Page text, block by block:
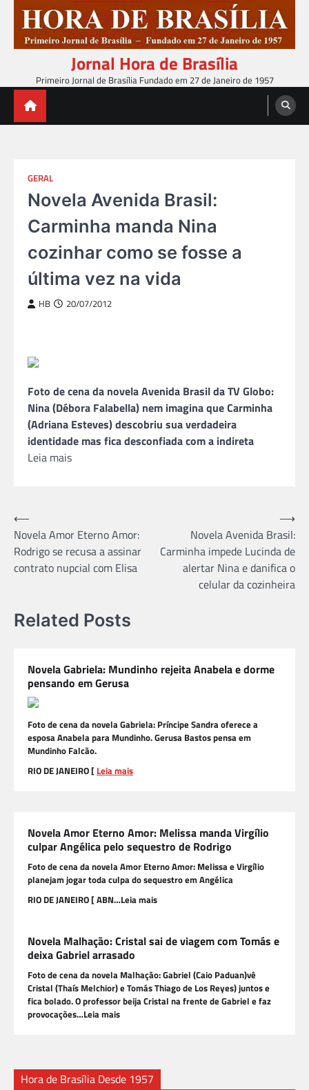
content
Jornal Hora de Brasília
Primeiro Jornal de Brasília Fundado em 27 de Janeiro de 1957
GERAL
Novela Avenida Brasil:
Carminha manda Nina
cozinhar como se fosse a
última vez na vida
HB 20/07/2012
Foto de cena da novela Avenida Brasil da TV Globo:
Nina (Débora Falabella) nem imagina que Carminha
(Adriana Esteves) descobriu sua verdadeira
identidade mas fica desconfiada com a indireta
Leia mais
Navegação
de
Post
⟵
Novela Amor Eterno Amor:
Rodrigo se recusa a assinar
contrato nupcial com Elisa
Novela Avenida Brasil:
Carminha impede Lucinda de
alertar Nina e danifica o
celular da cozinheira
⟶
Related Posts
Novela Gabriela: Mundinho rejeita Anabela e dorme
pensando em Gerusa
Foto de cena da novela Gabriela: Príncipe Sandra oferece a
esposa Anabela para Mundinho. Gerusa Bastos pensa em
Mundinho Falcão.
RIO DE JANEIRO [ Leia mais
Novela Amor Eterno Amor: Melissa manda Virgílio
culpar Angélica pelo sequestro de Rodrigo
Foto de cena da novela Amor Eterno Amor: Melissa e Virgílio
planejam jogar toda culpa do sequestro em Angélica
RIO DE JANEIRO [ ABN…Leia mais
Novela Malhação: Cristal sai de viagem com Tomás e
deixa Gabriel arrasado
Foto de cena da novela Malhação: Gabriel (Caio Paduan)vê
Cristal (Thaís Melchior) e Tomás Thiago de Los Reyes) juntos e
fica bolado. O professor beija Cristal na frente de Gabriel e faz
provocações…Leia mais
Hora de Brasília Desde 1957